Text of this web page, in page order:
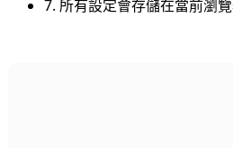
7. 所有設定會存儲在當前瀏